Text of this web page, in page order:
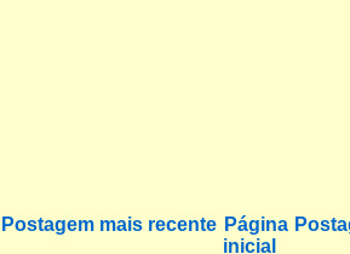
Postagem mais recente Página
inicial